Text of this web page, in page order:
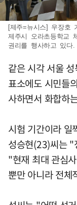
[제주=뉴시스] 우장호
제주시 오라초등학교
권리를 행사하고 있다.
같은 시각 서울
표소에도 시민들
사하면서 화합하
시험 기간이라 일
성승현(23)씨는 "
"현재 최대 관심
뿐만 아니라 전체